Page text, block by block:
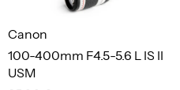
100-400mm F4.5-5.6 L IS II
USM
Canon